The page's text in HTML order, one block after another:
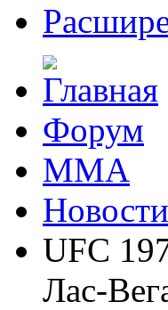
Форум
ММА
Новости
UFC
Лас-